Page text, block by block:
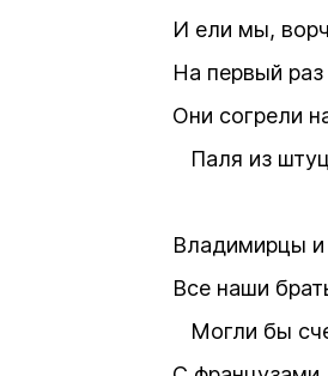
И ели мы,
На первый
Они согрели
Паля из
Владимирцы и
Все наши
Могли бы